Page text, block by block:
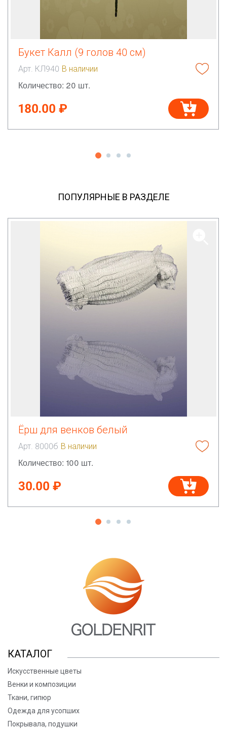
Букет Калл (9 голов 40 см)
Арт. КЛ940 В наличии
Количество: 20 шт.
180.00 ₽
ПОПУЛЯРНЫЕ В РАЗДЕЛЕ
Ёрш для венков белый
Арт. 8000б В наличии
Количество: 100 шт.
30.00 ₽
КАТАЛОГ
Искусственные цветы
Венки и композиции
Ткани, гипюр
Одежда для усопших
Покрывала, подушки